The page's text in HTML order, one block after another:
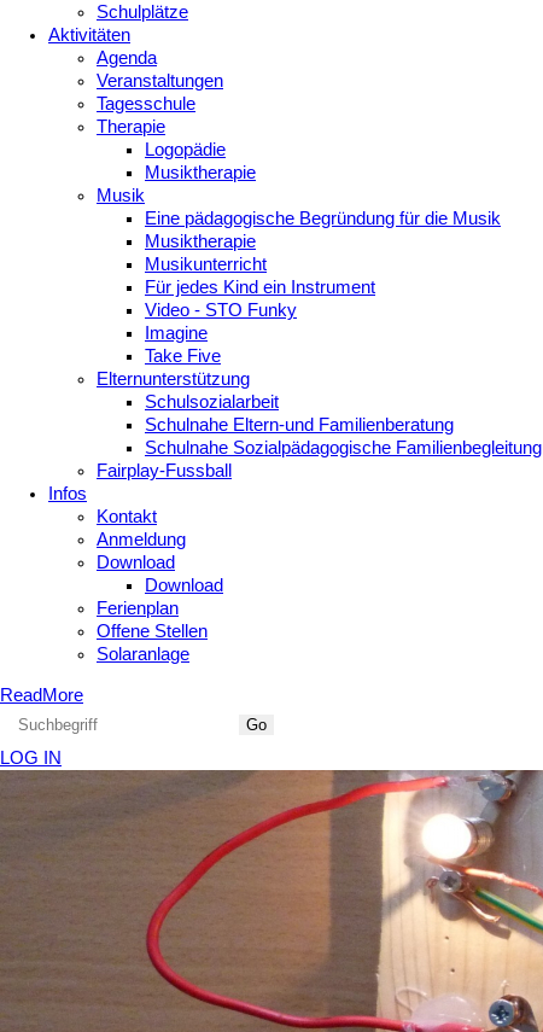
Schulplätze
Aktivitäten
Agenda
Veranstaltungen
Tagesschule
Therapie
Logopädie
Musiktherapie
Musik
Eine pädagogische Begründung für die Musik
Musiktherapie
Musikunterricht
Für jedes Kind ein Instrument
Video - STO Funky
Imagine
Take Five
Elternunterstützung
Schulsozialarbeit
Schulnahe Eltern-und Familienberatung
Schulnahe Sozialpädagogische Familienbegleitung
Fairplay-Fussball
Infos
Kontakt
Anmeldung
Download
Download
Ferienplan
Offene Stellen
Solaranlage
ReadMore
LOG IN